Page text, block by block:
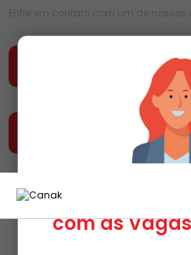
Entre em contato com um de nossos
Faça seu
Entre em contato
Estamos
com as